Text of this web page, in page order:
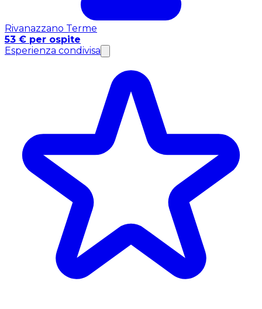
Rivanazzano Terme
53 € per ospite
Esperienza condivisa